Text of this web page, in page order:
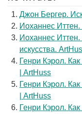
Джон Бергер.
Иоханнес Иттен.
Иоханнес
искусства.
Генри Кэрол.
| ArtHuss
Генри Кэрол.
| ArtHuss
Генри Кэрол.